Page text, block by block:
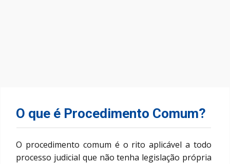
O que é Procedimento Comum?
O procedimento comum é o rito aplicável a todo
processo judicial que não tenha legislação própria